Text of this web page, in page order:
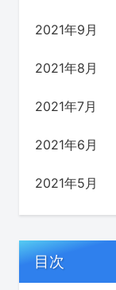
2021年9月
2021年8月
2021年7月
2021年6月
2021年5月
目次